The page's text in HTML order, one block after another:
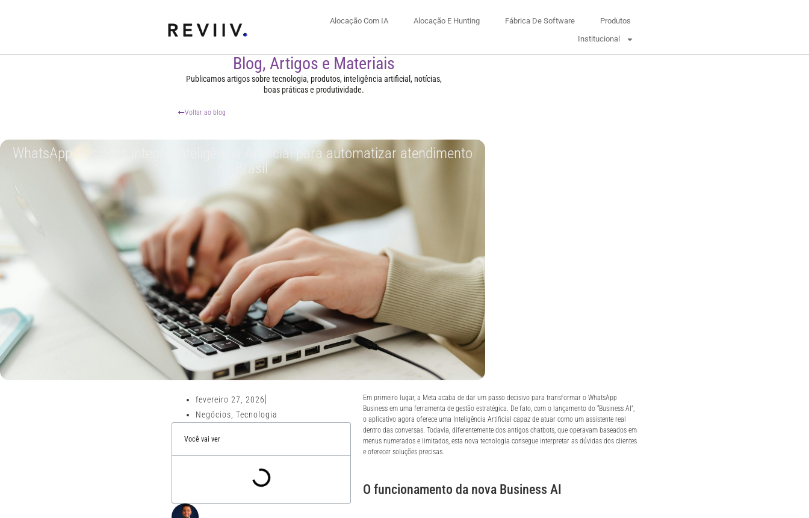
Alocação Com IA Alocação E Hunting Fábrica De Software
Produtos
Institucional
Blog, Artigos e Materiais
Publicamos artigos sobre tecnologia, produtos, inteligência artificial, notícias,
boas práticas e produtividade.
Voltar ao blog
WhatsApp Business integra Inteligência Artificial para automatizar atendimento
no Brasil
fevereiro 27, 2026
Negócios, Tecnologia
Você vai ver
Em primeiro lugar, a Meta acaba de dar um passo decisivo para transformar o WhatsApp
Business em uma ferramenta de gestão estratégica. De fato, com o lançamento do “Business AI”,
o aplicativo agora oferece uma Inteligência Artificial capaz de atuar como um assistente real
dentro das conversas. Todavia, diferentemente dos antigos chatbots, que operavam baseados em
menus numerados e limitados, esta nova tecnologia consegue interpretar as dúvidas dos clientes
e oferecer soluções precisas.
O funcionamento da nova Business AI